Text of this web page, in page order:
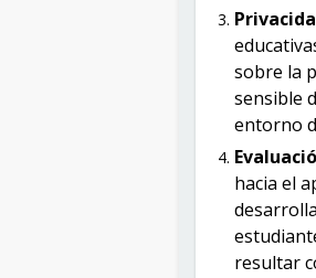
sobre la
sensible
entorno
hacia el
resultar